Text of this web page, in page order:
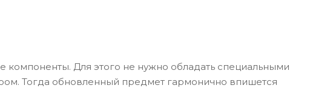
компоненты. Для этого не нужно обладать специальными
Тогда обновленный предмет гармонично впишется